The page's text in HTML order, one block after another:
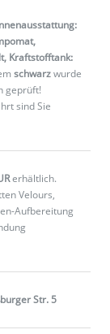
Kraftstofftank:
schwarzwurde
geprüft!
sind Sie
erhältlich.
Velours,
Aufbereitung
Str. 5